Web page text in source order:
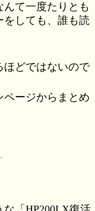
んて一度たりとも
をしても、誰も読
ほどではないので
ページからまとめ